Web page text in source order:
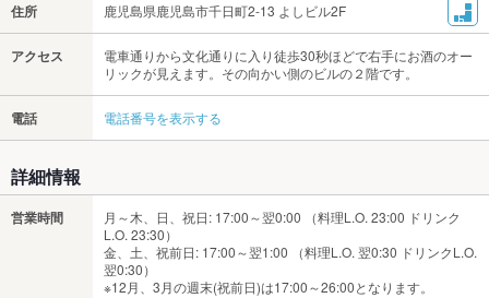
住所 鹿児島県鹿児島市千日町2-13 よしビル2F
アクセス
電車通りから文化通りに入り徒歩30秒ほどで右手にお酒のオー
リックが見えます。その向かい側のビルの２階です。
電話 電話番号を表示する
詳細情報
営業時間
月～木、日、祝日: 17:00～翌0:00 （料理L.O. 23:00 ドリンク
L.O. 23:30）
金、土、祝前日: 17:00～翌1:00 （料理L.O. 翌0:30 ドリンクL.O.
翌0:30）
※12月、3月の週末(祝前日)は17:00～26:00となります。